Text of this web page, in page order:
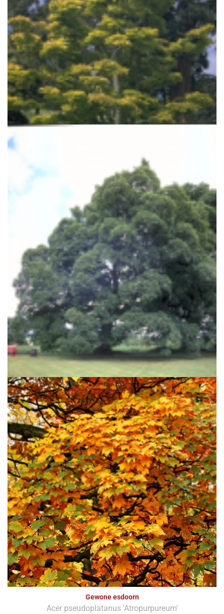
Esdoorn
Acer shirasawanum 'Aureum'
Gewone esdoorn
Acer pseudoplatanus
Gewone esdoorn
Acer pseudoplatanus 'Atropurpureum'